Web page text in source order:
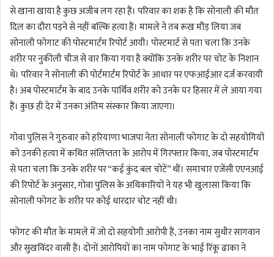
i
l
से खाना खाया है कुछ अजीब लग रहा हैं। परिवार का शक है कि सोनाली की मौत
दिल का दौरा पड़ने से नहीं बल्कि हत्या हैं। मामले ने तब रूख मौड़ लिया जब
सोनाली फोगाट की पोस्टमार्टम रिपोर्ट आयी। पोस्टमार्ट से पता चला कि उनके
शरीर पर नुकीली चीज से वार किया गया है क्योंकि उनके शरीर पर चोट के निशान
थे। परिवार ने सोनाली की पोर्टमार्टम रिपोर्ट के आधार पर एफआईआर दर्ज करवायी
है। अब पोस्टमार्टम के बाद उनके पार्थिव शरीर को उनके घर हिसार में ले आया गया
हैं। कुछ ही देर में उनका अंतिम संस्कार किया जाएगा।
गोवा पुलिस ने गुरुवार को हरियाणा भाजपा नेता सोनाली फोगाट के दो सहयोगियों
को उनकी हत्या में कथित संलिप्तता के आरोप में गिरफ्तार किया, जब पोस्टमार्टम
से पता चला कि उनके शरीर पर “कई कुंद बल चोटें” थीं। समाचार एजेंसी एएनआई
की रिपोर्ट के अनुसार, गोवा पुलिस के अधिकारियों ने यह भी खुलासा किया कि
सोनाली फोगट के शरीर पर कोई धारदार चोट नहीं थी।
फोगट की मौत के मामले में जो दो सहयोगी आरोपी हैं, उनका नाम सुधीर सागवान
और सुखविंदर वासी हैं। दोनों आरोपियों का नाम फोगाट के भाई रिंकू ढाका ने